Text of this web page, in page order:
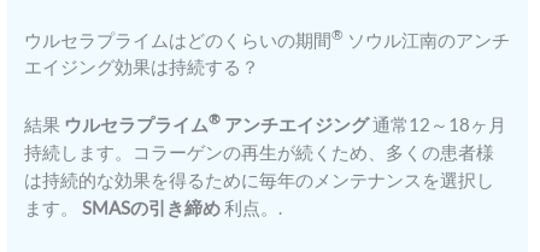
ウルセラプライムはどのくらいの期間® ソウル江南のアンチ
エイジング効果は持続する？
結果 ウルセラプライム® アンチエイジング通常12～18ヶ月
持続します。コラーゲンの再生が続くため、多くの患者様
は持続的な効果を得るために毎年のメンテナンスを選択し
ます。SMASの引き締め利点。.